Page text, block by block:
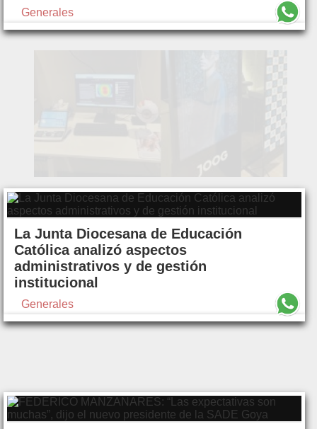
Generales
La Junta Diocesana de Educación
Católica analizó aspectos
administrativos y de gestión
institucional
Generales